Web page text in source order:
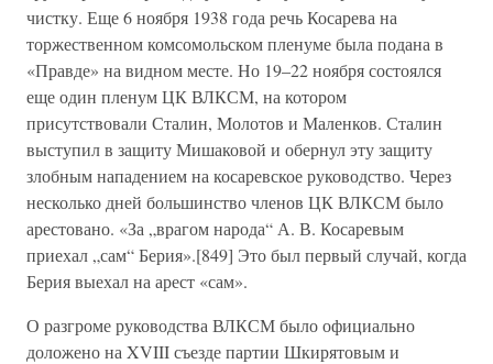
чистку. Еще 6 ноября 1938 года речь Косарева на
торжественном комсомольском пленуме была подана в
«Правде» на видном месте. Но 19–22 ноября состоялся
еще один пленум ЦК ВЛКСМ, на котором
присутствовали Сталин, Молотов и Маленков. Сталин
выступил в защиту Мишаковой и обернул эту защиту
злобным нападением на косаревское руководство. Через
несколько дней большинство членов ЦК ВЛКСМ было
арестовано. «За „врагом народа“ А. В. Косаревым
приехал „сам“ Берия».[849] Это был первый случай, когда
Берия выехал на арест «сам».
О разгроме руководства ВЛКСМ было официально
доложено на XVIII съезде партии Шкирятовым и